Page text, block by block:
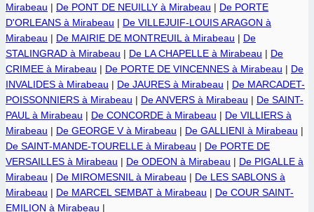
Mirabeau | De PONT DE NEUILLY à Mirabeau | De PORTE
D'ORLEANS à Mirabeau | De VILLEJUIF-LOUIS ARAGON à
Mirabeau | De MAIRIE DE MONTREUIL à Mirabeau | De
STALINGRAD à Mirabeau | De LA CHAPELLE à Mirabeau | De
CRIMEE à Mirabeau | De PORTE DE VINCENNES à Mirabeau | De
INVALIDES à Mirabeau | De JAURES à Mirabeau | De MARCADET-
POISSONNIERS à Mirabeau | De ANVERS à Mirabeau | De SAINT-
PAUL à Mirabeau | De CONCORDE à Mirabeau | De VILLIERS à
Mirabeau | De GEORGE V à Mirabeau | De GALLIENI à Mirabeau |
De SAINT-MANDE-TOURELLE à Mirabeau | De PORTE DE
VERSAILLES à Mirabeau | De ODEON à Mirabeau | De PIGALLE à
Mirabeau | De MIROMESNIL à Mirabeau | De LES SABLONS à
Mirabeau | De MARCEL SEMBAT à Mirabeau | De COUR SAINT-
EMILION à Mirabeau |